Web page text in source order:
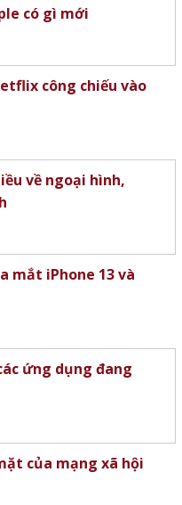
có gì mới
công chiếu vào
về ngoại hình,
mắt iPhone 13 và
ứng dụng đang
của mạng xã hội